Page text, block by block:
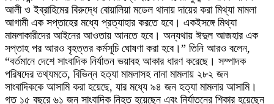
আলী ও ইব্রাহিমের বিরুদ্ধে বোয়ালিয়া মডেল থানায় দায়ের করা মিথ্যা মামলা
আগামী এক সপ্তাহের মধ্যে প্রত্যাহার করতে হবে। একইসঙ্গে মিথ্যা
মামলাকারীদের আইনের আওতায় আনতে হবে। অন্যথায় ঈদুল আজহার এক
সপ্তাহ পর আরও বৃহত্তর কর্মসূচি ঘোষণা করা হবে।” তিনি আরও বলেন,
“বর্তমানে দেশে সাংবাদিক নির্যাতন ভয়াবহ আকার ধারণ করেছে। সম্পাদক
পরিষদের তথ্যমতে, বিভিন্ন হত্যা মামলাসহ নানা মামলায় ২৮২ জন
সাংবাদিককে আসামি করা হয়েছে, যার মধ্যে ৯৪ জন হত্যা মামলার আসামি।
গত ১৫ বছরে ৬১ জন সাংবাদিক নিহত হয়েছেন এবং নির্যাতনের শিকার হয়েছেন